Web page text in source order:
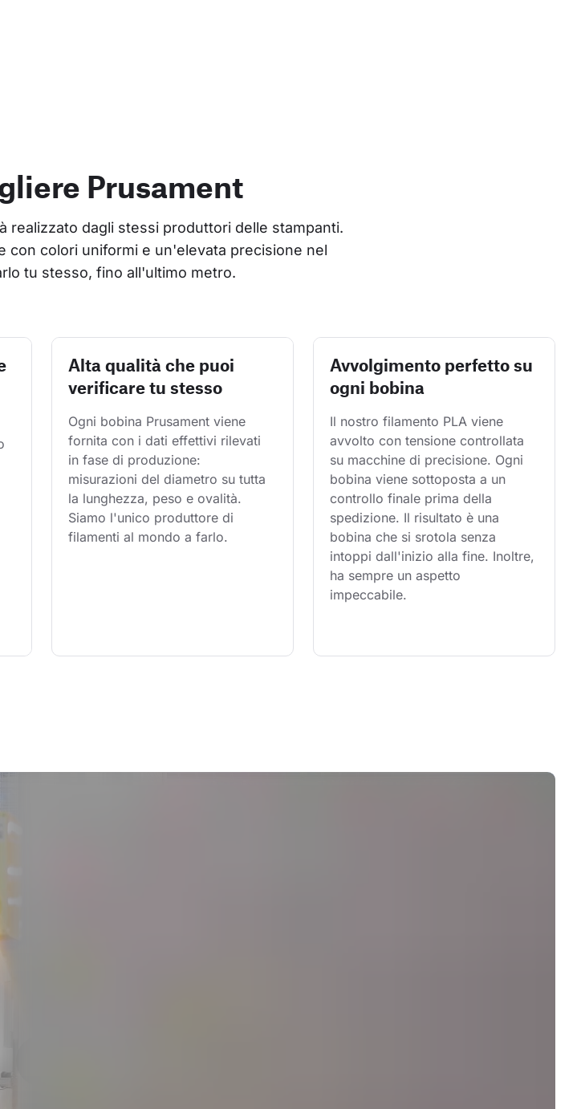
Prusament
realizzato dagli stessi produttori delle stampanti.
con colori uniformi e un'elevata precisione nel
tu stesso, fino all'ultimo metro.
Alta qualità che puoi
verificare tu stesso
Ogni bobina Prusament viene
fornita con i dati effettivi rilevati
in fase di produzione:
misurazioni del diametro su tutta
la lunghezza, peso e ovalità.
Siamo l'unico produttore di
filamenti al mondo a farlo.
Avvolgimento perfetto su
ogni bobina
Il nostro filamento PLA viene
avvolto con tensione controllata
su macchine di precisione. Ogni
bobina viene sottoposta a un
controllo finale prima della
spedizione. Il risultato è una
bobina che si srotola senza
intoppi dall'inizio alla fine. Inoltre,
ha sempre un aspetto
impeccabile.